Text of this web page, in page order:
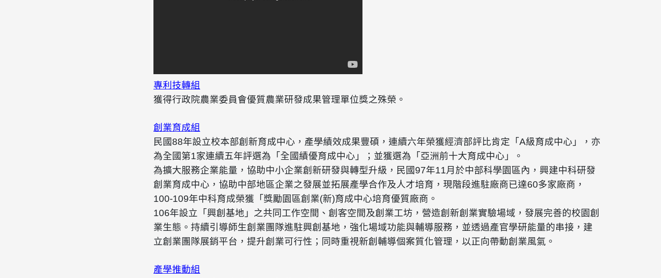
專利技轉組
獲得行政院農業委員會優質農業研發成果管理單位獎之殊榮。
創業育成組
民國88年設立校本部創新育成中心，產學績效成果豐碩，連續六年榮獲經濟部評比肯定「A級育成中心」，亦
為全國第1家連續五年評選為「全國績優育成中心」；並獲選為「亞洲前十大育成中心」。
為擴大服務企業能量，協助中小企業創新研發與轉型升級，民國97年11月於中部科學園區內，興建中科研發
創業育成中心，協助中部地區企業之發展並拓展產學合作及人才培育，現階段進駐廠商已達60多家廠商，
100-109年中科育成榮獲「獎勵園區創業(新)育成中心培育優質廠商。
106年設立「興創基地」之共同工作空間、創客空間及創業工坊，營造創新創業實驗場域，發展完善的校園創
業生態。持續引導師生創業團隊進駐興創基地，強化場域功能與輔導服務，並透過產官學研能量的串接，建
立創業團隊展銷平台，提升創業可行性；同時重視新創輔導個案質化管理，以正向帶動創業風氣。
產學推動組